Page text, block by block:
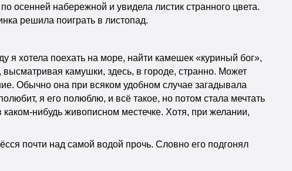
набережной и увидела листик странного цвета.
решила поиграть в листопад.
я хотела поехать на море, найти камешек «куриный бог»,
камушки, здесь, в городе, странно. Может
Обычно она при всяком удобном случае загадывала
я его полюблю, и всё такое, но потом стала мечтать
нибудь живописном местечке. Хотя, при желании,
почти над самой водой прочь. Словно его подгонял